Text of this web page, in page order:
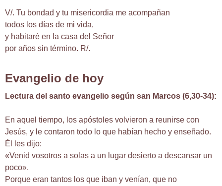
V/. Tu bondad y tu misericordia me acompañan
todos los días de mi vida,
y habitaré en la casa del Señor
por años sin término. R/.
Evangelio de hoy
Lectura del santo evangelio según san Marcos (6,30-34):
En aquel tiempo, los apóstoles volvieron a reunirse con
Jesús, y le contaron todo lo que habían hecho y enseñado.
Él les dijo:
«Venid vosotros a solas a un lugar desierto a descansar un
poco».
Porque eran tantos los que iban y venían, que no